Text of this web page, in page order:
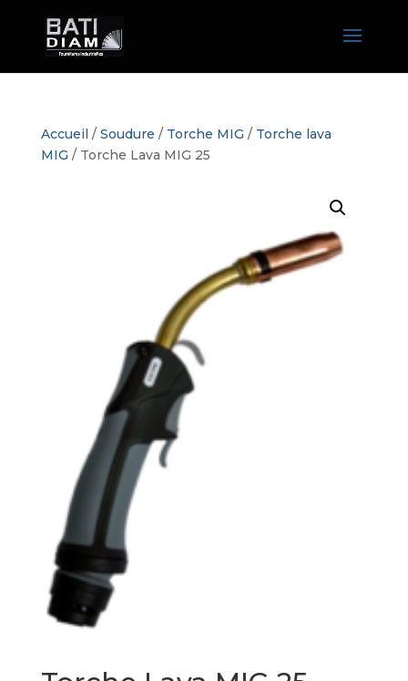
Accueil / Soudure / Torche MIG / Torche lava
MIG / Torche Lava MIG 25